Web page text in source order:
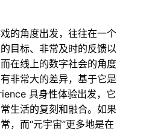
的角度出发，往往在一个
目标、非常及时的反馈以
在线上的数字社会的角度
非常大的差异，基于它是
具身性体验出发，它
生活的复刻和融合。如果
，而“元宇宙”更多地是在